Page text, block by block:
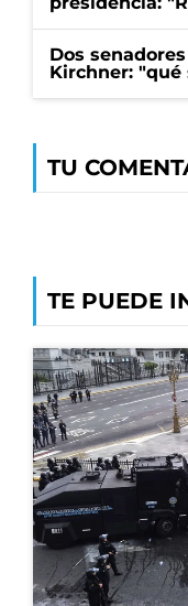
Dos
Kirchner: "qué
TU
TE PUEDE